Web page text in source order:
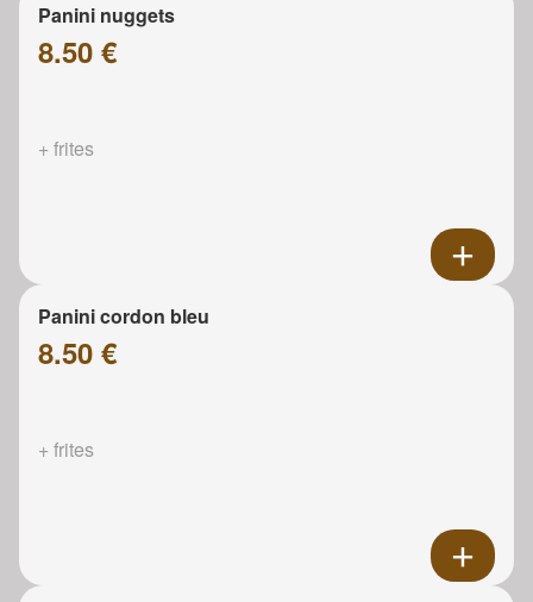
Panini nuggets
8.50 €
+ frites
Panini cordon bleu
8.50 €
+ frites